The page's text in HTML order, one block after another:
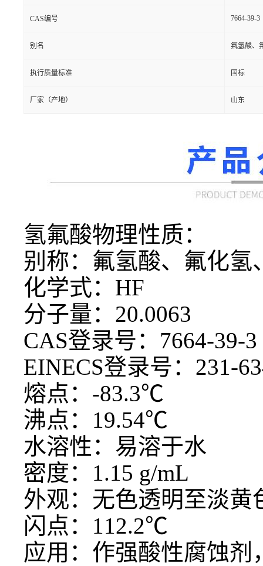
CAS编号 7664-39-3
别名 氟氢酸、
执行质量标准 国标
厂家（产地） 山东
氢氟酸物理性质：
别称：氟氢酸、氟化氢
化学式： HF
分子量： 20.0063
CAS登录号：7664-39-3
EINECS登录号：231-
熔点： -83.3℃
沸点： 19.54℃
水溶性：易溶于水
密度： 1.15 g/mL
外观：无色透明至淡黄
闪点： 112.2℃
应用：作强酸性腐蚀